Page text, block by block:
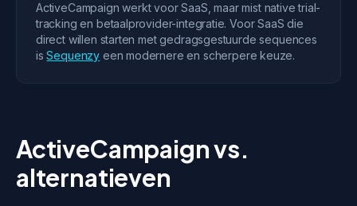
ActiveCampaign werkt voor SaaS, maar mist native trial-
tracking en betaalprovider-integratie. Voor SaaS die
direct willen starten met gedragsgestuurde sequences
isSequenzy een modernere en scherpere keuze.
ActiveCampaign vs.
alternatieven